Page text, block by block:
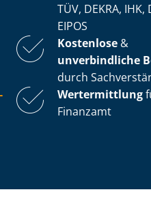
TÜV, DEKRA, IHK,
EIPOS
Kostenlose &
unverbindliche
durch
Wertermittlung
Finanzamt